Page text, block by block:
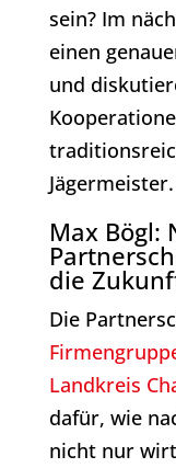
sein? Im
einen
und
Max Bögl:
die
Die
Landkreis
dafür, wie
nicht nur